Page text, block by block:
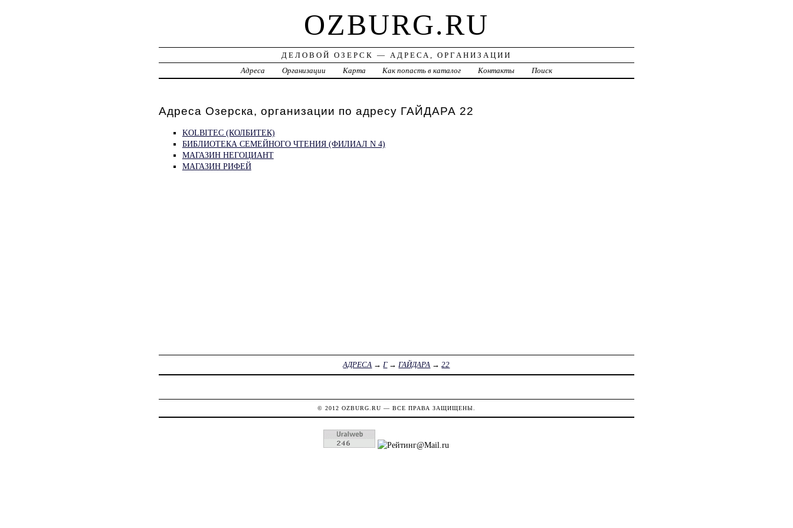
OZBURG.RU
ДЕЛОВОЙ ОЗЕРСК — АДРЕСА, ОРГАНИЗАЦИИ
Адреса
Организации Карта Как попасть в каталог Контакты Поиск
Адреса Озерска, организации по адресу ГАЙДАРА 22
KOLBITEC (КОЛБИТЕК)
БИБЛИОТЕКА СЕМЕЙНОГО ЧТЕНИЯ (ФИЛИАЛ N 4)
МАГАЗИН НЕГОЦИАНТ
МАГАЗИН РИФЕЙ
АДРЕСА →Г→ГАЙДАРА →22
© 2012 OZBURG.RU — ВСЕ ПРАВА ЗАЩИЩЕНЫ.